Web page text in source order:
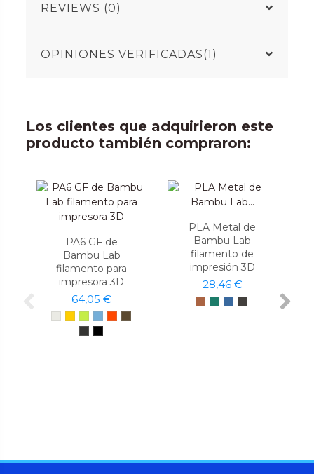
REVIEWS (0)
OPINIONES VERIFICADAS(1)
Los clientes que adquirieron este
producto también compraron:
PA6 GF de
Bambu Lab
filamento para
impresora 3D
64,05 €
PLA Metal de
Bambu Lab
filamento de
impresión 3D
28,46 €